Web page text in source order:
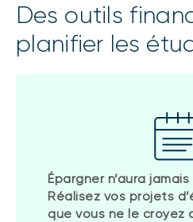
Des outils
planifier les
Épargner n’aura
Réalisez vos projets
que vous ne le croyez